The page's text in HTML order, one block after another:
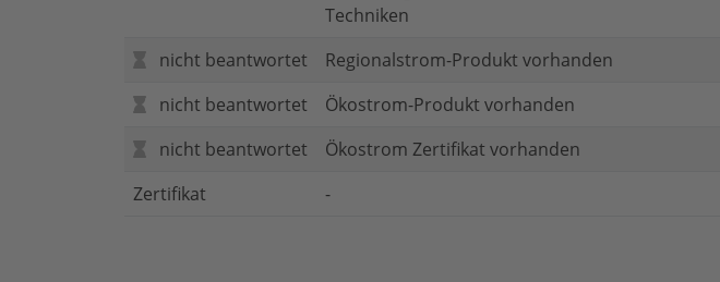
Techniken
nicht beantwortet
Regionalstrom-Produkt vorhanden
nicht beantwortet
Ökostrom-Produkt vorhanden
nicht beantwortet
Ökostrom Zertifikat vorhanden
Zertifikat
-